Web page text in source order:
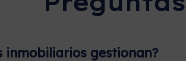
inmobiliarios gestionan?